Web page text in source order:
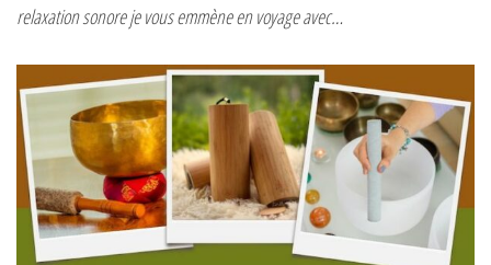
relaxation sonore je vous emmène en voyage avec…